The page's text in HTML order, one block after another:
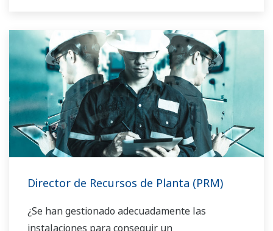
Director de Recursos de Planta (PRM)
¿Se han gestionado adecuadamente las
instalaciones para conseguir un